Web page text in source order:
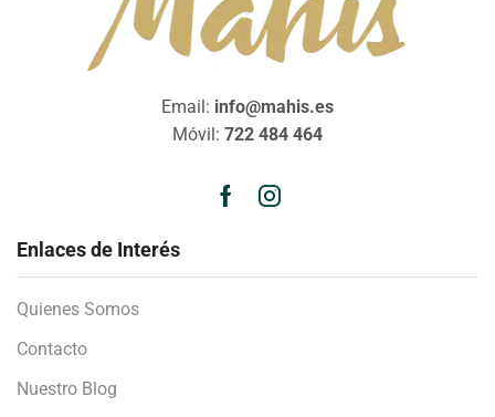
Email: info@mahis.es
Móvil: 722 484 464
Enlaces de Interés
Quienes Somos
Contacto
Nuestro Blog